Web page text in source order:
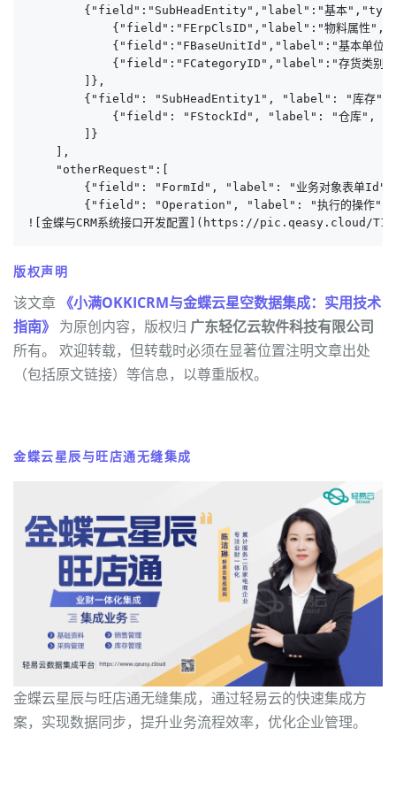
{"field":"SubHeadEntity","label":"基本
{"field":"FErpClsID","label":"物料属性
{"field":"FBaseUnitId","label":"基本单
{"field":"FCategoryID","label":"存货类
        ]},
{"field": "SubHeadEntity1", "label": "库存
{"field": "FStockId", "label": "仓库",
        ]}
    ],
    "otherRequest":[
{"field": "FormId", "label": "业务对象表单
{"field": "Operation", "label": "执行的操作
![金蝶与CRM系统接口开发配置](https://pic.qeasy.cloud/
版权声明
该文章 《小满OKKICRM与金蝶云星空数据集成：实用技术
指南》 为原创内容，版权归 广东轻亿云软件科技有限公司
所有。 欢迎转载，但转载时必须在显著位置注明文章出处
（包括原文链接）等信息，以尊重版权。
金蝶云星辰与旺店通无缝集成
金蝶云星辰与旺店通无缝集成，通过轻易云的快速集成方
案，实现数据同步，提升业务流程效率，优化企业管理。